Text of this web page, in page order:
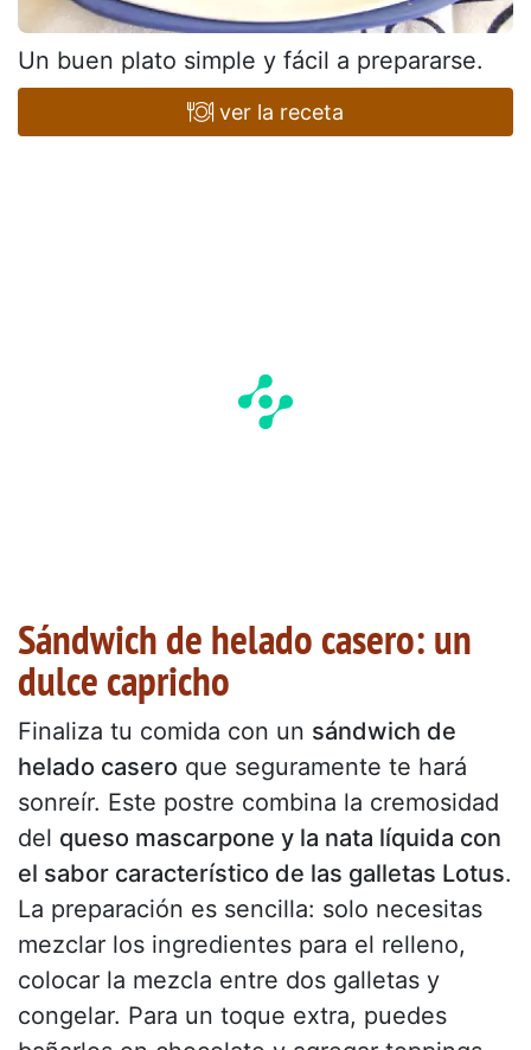
Un buen plato simple y fácil a prepararse.
ver la receta
Sándwich de helado casero: un
dulce capricho
Finaliza tu comida con un sándwich de
helado casero que seguramente te hará
sonreír. Este postre combina la cremosidad
del queso mascarpone y la nata líquida con
el sabor característico de las galletas Lotus.
La preparación es sencilla: solo necesitas
mezclar los ingredientes para el relleno,
colocar la mezcla entre dos galletas y
congelar. Para un toque extra, puedes